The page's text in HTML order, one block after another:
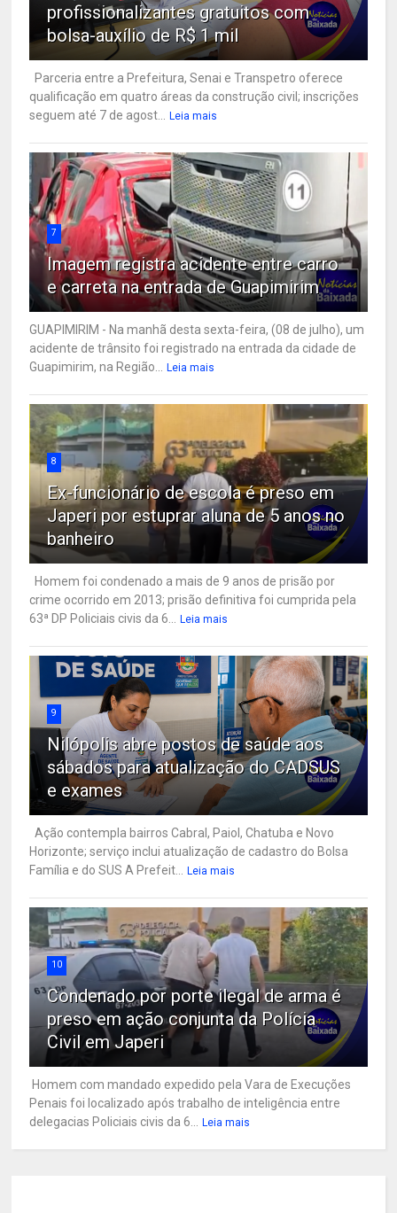
profissionalizantes gratuitos com
bolsa-auxílio de R$ 1 mil
Parceria entre a Prefeitura, Senai e Transpetro oferece
qualificação em quatro áreas da construção civil; inscrições
seguem até 7 de agost...
Leia mais
7
Imagem registra acidente entre carro
e carreta na entrada de Guapimirim
GUAPIMIRIM - Na manhã desta sexta-feira, (08 de julho), um
acidente de trânsito foi registrado na entrada da cidade de
Guapimirim, na Região...
Leia mais
8
Ex-funcionário de escola é preso em
Japeri por estuprar aluna de 5 anos no
banheiro
Homem foi condenado a mais de 9 anos de prisão por
crime ocorrido em 2013; prisão definitiva foi cumprida pela
63ª DP Policiais civis da 6...
Leia mais
9
Nilópolis abre postos de saúde aos
sábados para atualização do CADSUS
e exames
Ação contempla bairros Cabral, Paiol, Chatuba e Novo
Horizonte; serviço inclui atualização de cadastro do Bolsa
Família e do SUS A Prefeit...
Leia mais
10
Condenado por porte ilegal de arma é
preso em ação conjunta da Polícia
Civil em Japeri
Homem com mandado expedido pela Vara de Execuções
Penais foi localizado após trabalho de inteligência entre
delegacias Policiais civis da 6...
Leia mais